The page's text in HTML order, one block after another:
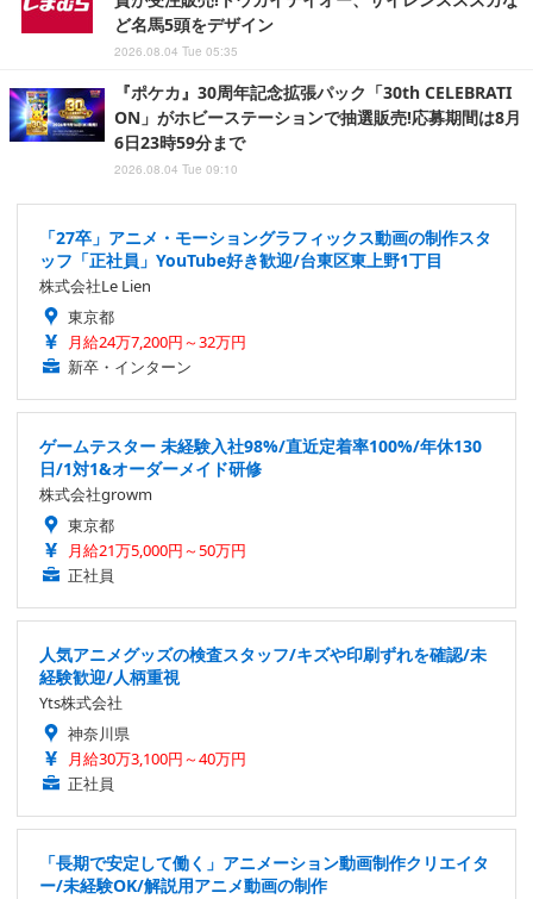
ど名馬5頭をデザイン
2026.08.04 Tue 05:35
『ポケカ』30周年記念拡張パック「30th CELEBRATI
ON」がホビーステーションで抽選販売!応募期間は8月
6日23時59分まで
2026.08.04 Tue 09:10
「27卒」アニメ・モーショングラフィックス動画の制作スタ
ッフ「正社員」YouTube好き歓迎/台東区東上野1丁目
株式会社Le Lien
東京都
月給24万7,200円～32万円
新卒・インターン
ゲームテスター 未経験入社98%/直近定着率100%/年休130
日/1対1&オーダーメイド研修
株式会社growm
東京都
月給21万5,000円～50万円
正社員
人気アニメグッズの検査スタッフ/キズや印刷ずれを確認/未
経験歓迎/人柄重視
Yts株式会社
神奈川県
月給30万3,100円～40万円
正社員
「長期で安定して働く」アニメーション動画制作クリエイタ
ー/未経験OK/解説用アニメ動画の制作